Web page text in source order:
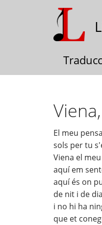
El meu
sols per tu
Viena el
aquí em
aquí és on
de nit i de
i no hi ha
que et